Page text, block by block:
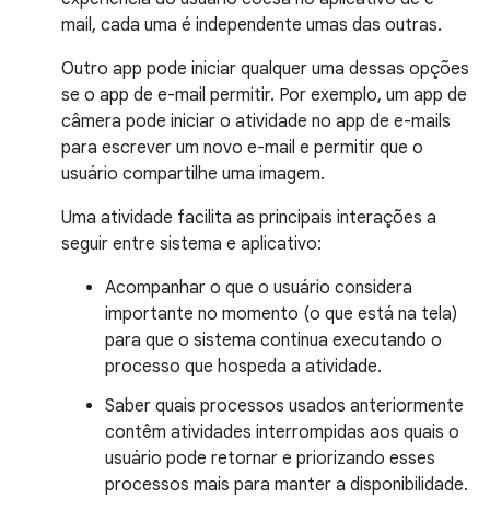
mail, cada uma é independente umas das outras.
Outro app pode iniciar qualquer uma dessas opções
se o app de e-mail permitir. Por exemplo, um app de
câmera pode iniciar o atividade no app de e-mails
para escrever um novo e-mail e permitir que o
usuário compartilhe uma imagem.
Uma atividade facilita as principais interações a
seguir entre sistema e aplicativo:
Acompanhar o que o usuário considera
importante no momento (o que está na tela)
para que o sistema continua executando o
processo que hospeda a atividade.
Saber quais processos usados anteriormente
contêm atividades interrompidas aos quais o
usuário pode retornar e priorizando esses
processos mais para manter a disponibilidade.